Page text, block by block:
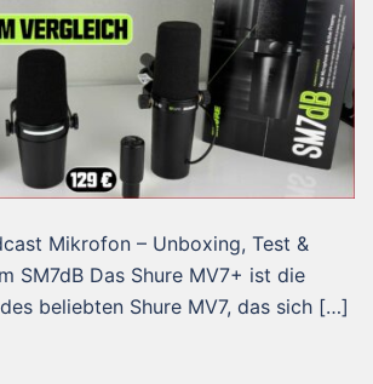
Mikrofon – Unboxing, Test &
SM7dB Das Shure MV7+ ist die
beliebten Shure MV7, das sich […]